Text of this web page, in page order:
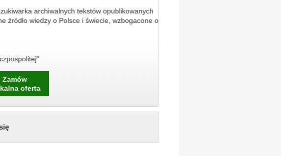
archiwalnych tekstów opublikowanych
źródło wiedzy o Polsce i świecie, wzbogacone o
Zamów
oferta